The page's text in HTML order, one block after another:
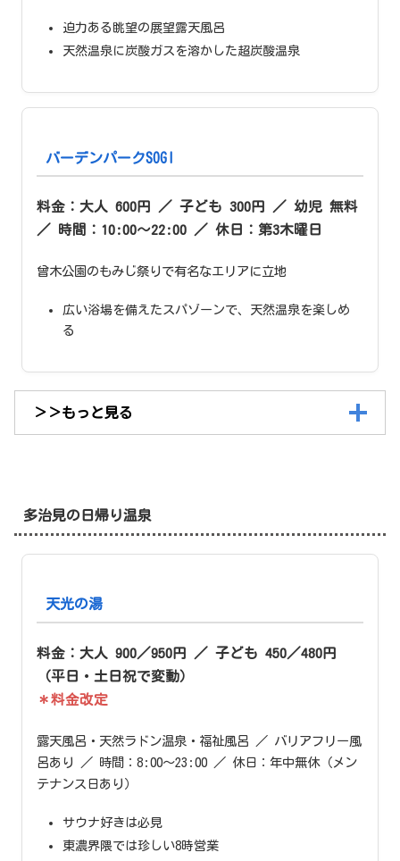
迫力ある眺望の展望露天風呂
天然温泉に炭酸ガスを溶かした超炭酸温泉
バーデンパークSOGI
料金：大人 600円 ／ 子ども 300円 ／ 幼児 無料
／ 時間：10:00〜22:00 ／ 休日：第3木曜日
曾木公園のもみじ祭りで有名なエリアに立地
広い浴場を備えたスパゾーンで、天然温泉を楽しめ
る
＞＞もっと見る
多治見の日帰り温泉
天光の湯
料金：大人 900／950円 ／ 子ども 450／480円
（平日・土日祝で変動）
＊料金改定
露天風呂・天然ラドン温泉・福祉風呂 ／ バリアフリー風
呂あり ／ 時間：8:00〜23:00 ／ 休日：年中無休（メン
テナンス日あり）
サウナ好きは必見
東濃界隈では珍しい8時営業